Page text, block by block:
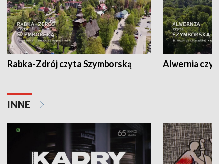
Rabka-Zdrój czyta Szymborską Alwernia
INNE